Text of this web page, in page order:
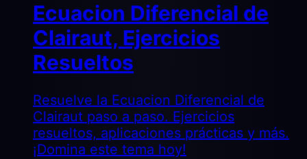
Ecuacion Diferencial de
Clairaut, Ejercicios
Resueltos
Resuelve la Ecuacion Diferencial de
Clairaut paso a paso. Ejercicios
resueltos, aplicaciones prácticas y más.
¡Domina este tema hoy!